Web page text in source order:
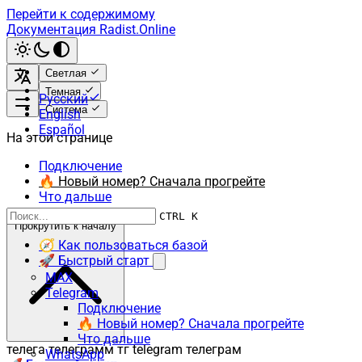
Перейти к содержимому
Документация Radist.Online
Светлая
Темная
Система
Русский
English
Español
CTRL K
🧭 Как пользоваться базой
🚀 Быстрый старт
MAX
Telegram
Подключение
🔥 Новый номер? Сначала прогрейте
Что дальше
WhatsApp
На этой странице
Подключение
🔥 Новый номер? Сначала прогрейте
Что дальше
Прокрутить к началу
телега телеграмм тг telegram телеграм